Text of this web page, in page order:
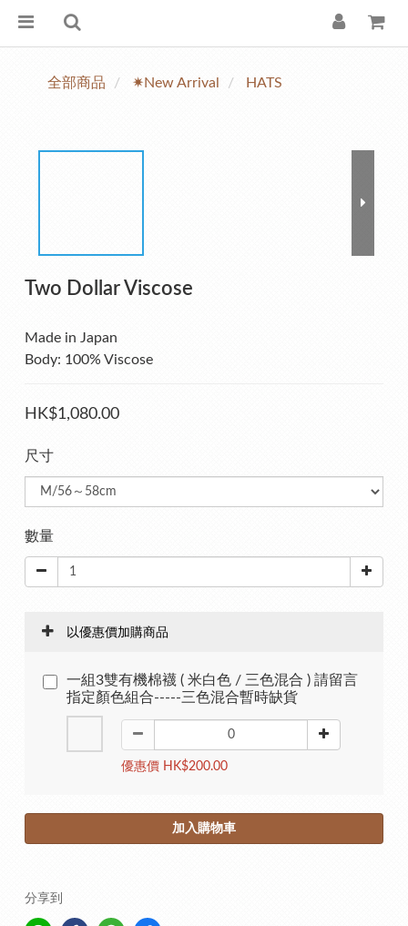
全部商品 ✷New Arrival HATS
Two Dollar Viscose
Made in Japan
Body: 100% Viscose
HK$1,080.00
尺寸
數量
以優惠價加購商品
一組3雙有機棉襪 ( 米白色 / 三色混合 ) 請留言
指定顏色組合-----三色混合暫時缺貨
優惠價 HK$200.00
加入購物車
分享到